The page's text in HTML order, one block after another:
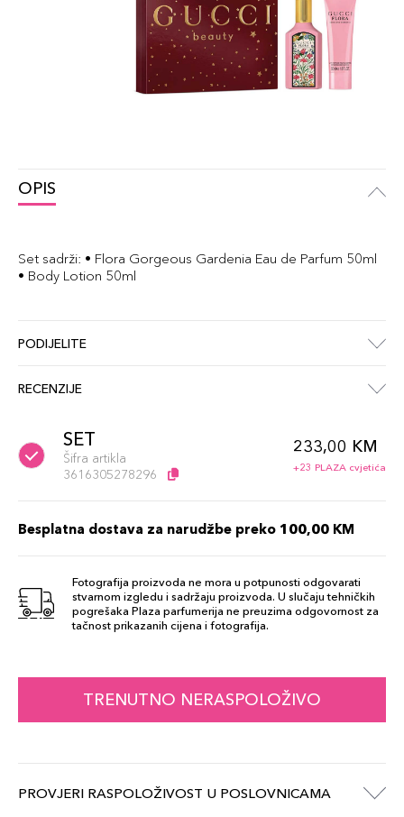
OPIS
Set sadrži: • Flora Gorgeous Gardenia Eau de Parfum 50ml
• Body Lotion 50ml
PODIJELITE
RECENZIJE
SET
Šifra artikla
3616305278296
233,00 KM
+23 PLAZA cvjetića
Besplatna dostava za narudžbe preko 100,00 KM
Fotografija proizvoda ne mora u potpunosti odgovarati
stvarnom izgledu i sadržaju proizvoda. U slučaju tehničkih
pogrešaka Plaza parfumerija ne preuzima odgovornost za
tačnost prikazanih cijena i fotografija.
TRENUTNO NERASPOLOŽIVO
PROVJERI RASPOLOŽIVOST U POSLOVNICAMA